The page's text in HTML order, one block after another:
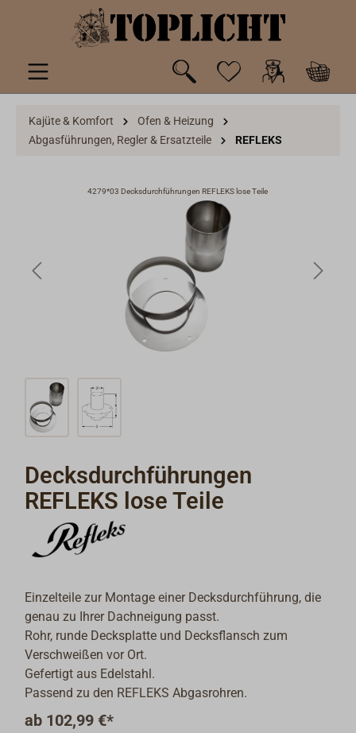
springen
Kajüte & Komfort
Ofen & Heizung
Abgasführungen, Regler & Ersatzteile
REFLEKS
4279*03 Decksdurchführungen REFLEKS lose Teile
Decksdurchführungen
REFLEKS lose Teile
Einzelteile zur Montage einer Decksdurchführung, die
genau zu Ihrer Dachneigung passt.
Rohr, runde Decksplatte und Decksflansch zum
Verschweißen vor Ort.
Gefertigt aus Edelstahl.
Passend zu den REFLEKS Abgasrohren.
ab 102,99 €*